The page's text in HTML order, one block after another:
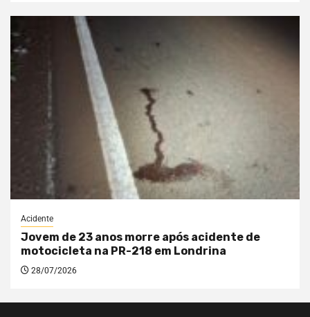
Acidente
Jovem de 23 anos morre após acidente de
motocicleta na PR-218 em Londrina
28/07/2026